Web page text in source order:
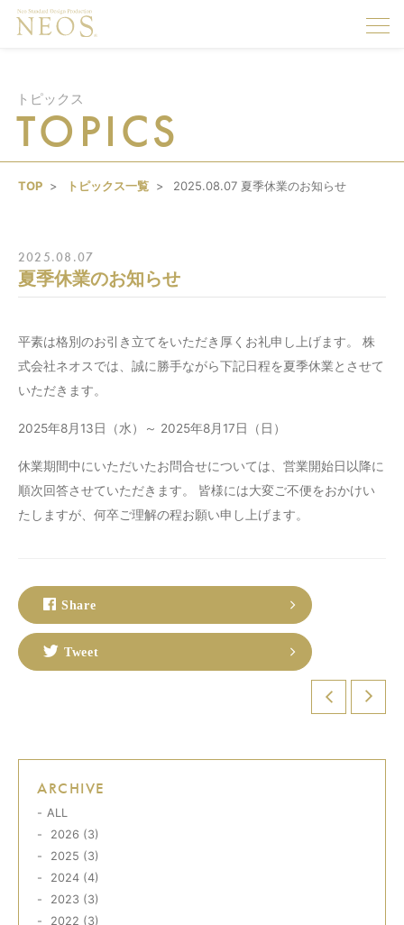
トピックス
TOPICS
TOP トピックス一覧 2025.08.07 夏季休業のお知らせ
2025.08.07
夏季休業のお知らせ
平素は格別のお引き立てをいただき厚くお礼申し上げます。 株
式会社ネオスでは、誠に勝手ながら下記日程を夏季休業とさせて
いただきます。
2025年8月13日（水）～ 2025年8月17日（日）
休業期間中にいただいたお問合せについては、営業開始日以降に
順次回答させていただきます。 皆様には大変ご不便をおかけい
たしますが、何卒ご理解の程お願い申し上げます。
Share
Tweet
ARCHIVE
ALL
2026 (3)
2025 (3)
2024 (4)
2023 (3)
2022 (3)